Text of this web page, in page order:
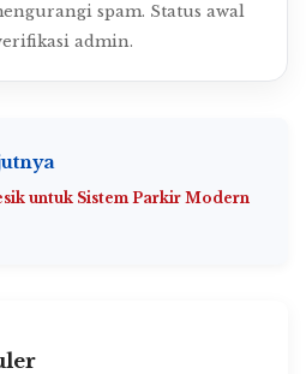
spam. Status awal
admin.
untuk Sistem Parkir Modern